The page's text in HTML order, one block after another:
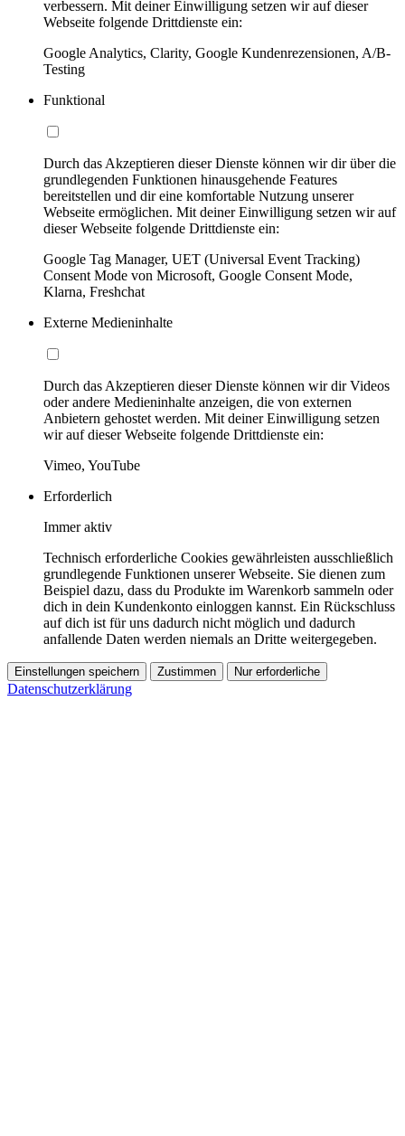
verbessern. Mit deiner Einwilligung setzen wir auf dieser
Webseite folgende Drittdienste ein:
Google Analytics, Clarity, Google Kundenrezensionen, A/B-
Testing
Funktional
Durch das Akzeptieren dieser Dienste können wir dir über die
grundlegenden Funktionen hinausgehende Features
bereitstellen und dir eine komfortable Nutzung unserer
Webseite ermöglichen. Mit deiner Einwilligung setzen wir auf
dieser Webseite folgende Drittdienste ein:
Google Tag Manager, UET (Universal Event Tracking)
Consent Mode von Microsoft, Google Consent Mode,
Klarna, Freshchat
Externe Medieninhalte
Durch das Akzeptieren dieser Dienste können wir dir Videos
oder andere Medieninhalte anzeigen, die von externen
Anbietern gehostet werden. Mit deiner Einwilligung setzen
wir auf dieser Webseite folgende Drittdienste ein:
Vimeo, YouTube
Erforderlich
Immer aktiv
Technisch erforderliche Cookies gewährleisten ausschließlich
grundlegende Funktionen unserer Webseite. Sie dienen zum
Beispiel dazu, dass du Produkte im Warenkorb sammeln oder
dich in dein Kundenkonto einloggen kannst. Ein Rückschluss
auf dich ist für uns dadurch nicht möglich und dadurch
anfallende Daten werden niemals an Dritte weitergegeben.
Einstellungen speichern Zustimmen Nur erforderliche
Datenschutzerklärung